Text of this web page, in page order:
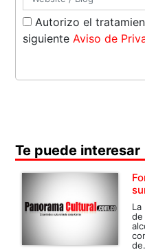
Autorizo el
siguienteAviso de
Te puede interesar